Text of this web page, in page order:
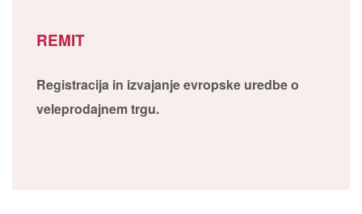
REMIT
Registracija in izvajanje evropske uredbe o
veleprodajnem trgu.